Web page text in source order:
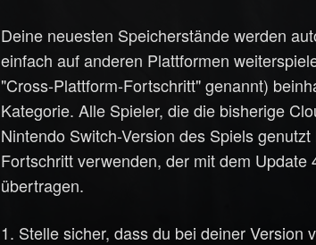
Deine neuesten Speicherstände werden
einfach auf anderen Plattformen
"Cross-Plattform-Fortschritt" genannt)
Kategorie. Alle Spieler, die die bisherige
Nintendo Switch-Version des Spiels
Fortschritt verwenden, der mit dem
übertragen.
Stelle sicher, dass du bei deiner Version